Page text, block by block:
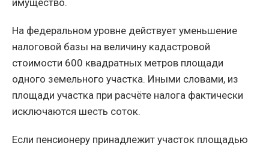
имущество.
На федеральном уровне действует уменьшение
налоговой базы на величину кадастровой
стоимости 600 квадратных метров площади
одного земельного участка. Иными словами, из
площади участка при расчёте налога фактически
исключаются шесть соток.
Если пенсионеру принадлежит участок площадью